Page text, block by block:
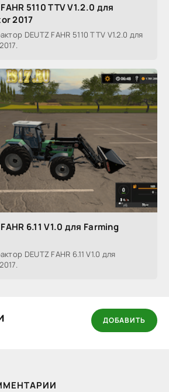
5110 TTV V1.2.0 для
2017
DEUTZ FAHR 5110 TTV V1.2.0 для
6.11 V1.0 для Farming
DEUTZ FAHR 6.11 V1.0 для
ДОБАВИТЬ